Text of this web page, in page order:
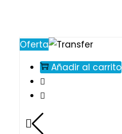
Oferta
Añadir al carrito